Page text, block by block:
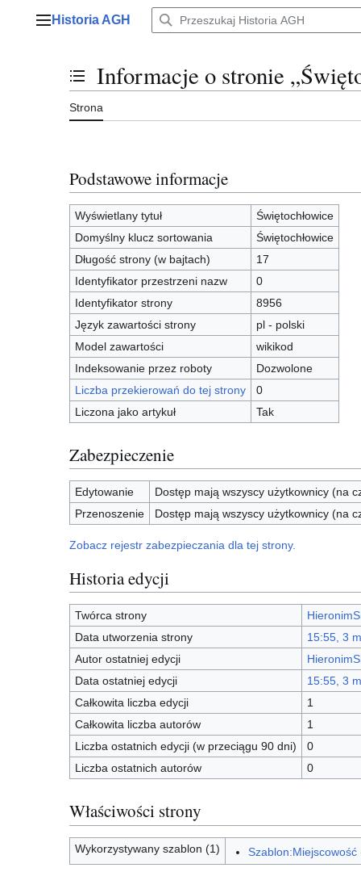
Menu główne
Historia AGH
Przełącz stan spisu treści
Informacje o stronie
Strona
Podstawowe informacje
Wyświetlany tytuł
Świętochłowice
Domyślny klucz sortowania
Świętochłowice
Długość strony (w bajtach)
17
Identyfikator przestrzeni nazw
0
Identyfikator strony
8956
Język zawartości strony
pl - polski
Model zawartości
wikikod
Indeksowanie przez roboty
Dozwolone
Liczba przekierowań do tej strony
0
Liczona jako artykuł
Tak
Zabezpieczenie
Edytowanie
Dostęp mają wszyscy użytkownicy (na
Przenoszenie
Dostęp mają wszyscy użytkownicy (na
Zobacz rejestr zabezpieczania dla tej strony.
Historia edycji
Twórca strony
Data utworzenia strony
15:55, 3
Autor ostatniej edycji
Data ostatniej edycji
15:55, 3
Całkowita liczba edycji
1
Całkowita liczba autorów
1
Liczba ostatnich edycji (w przeciągu 90 dni)
0
Liczba ostatnich autorów
0
Właściwości strony
Wykorzystywany szablon (1) Szablon:Miejscowość